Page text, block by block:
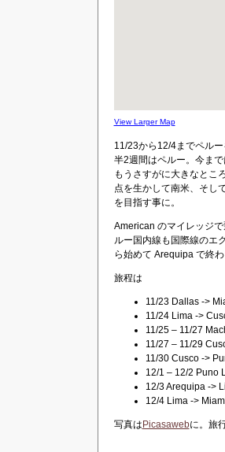
View Larger Map
11/23から12/4までペル
半2週間はペルー。今ま
もうさすがに大きなとこ
点を生かして南米、そし
を目指す事に。
American のマイレッジ
ルー国内線も国際線のエ
ら始めて Arequipa で終
旅程は
11/23 Dallas ->
11/24 Lima ->
11/25 – 11/27
11/27 – 11/29
11/30 Cusco ->
12/1 – 12/2 Puno
12/3 Arequipa ->
12/4 Lima ->
写真は Picasawebに。旅